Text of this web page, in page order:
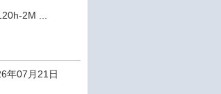
2M ...
年07月21日